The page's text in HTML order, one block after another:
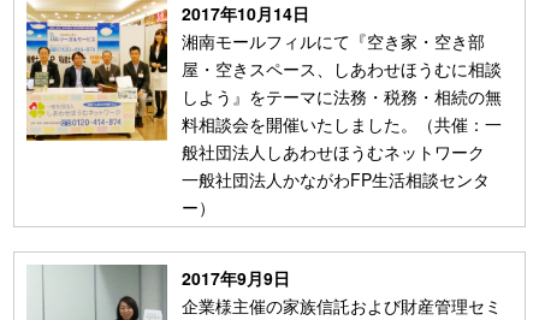
2017年10月14日
湘南モールフィルにて『空き家・空き部
屋・空きスペース、しあわせほうむに相談
しよう』をテーマに法務・税務・相続の無
料相談会を開催いたしました。（共催：一
般社団法人しあわせほうむネットワーク
一般社団法人かながわFP生活相談センタ
ー）
2017年9月9日
企業様主催の家族信託および財産管理セミ